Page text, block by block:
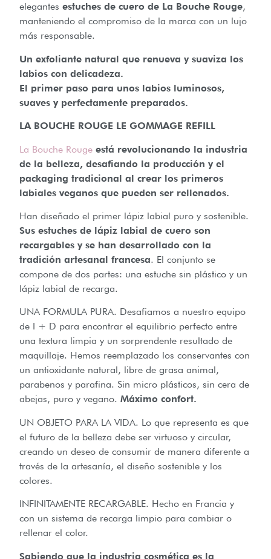
elegantes estuches de cuero de La Bouche Rouge,
manteniendo el compromiso de la marca con un lujo
más responsable.
Un exfoliante natural que renueva y suaviza los
labios con delicadeza.
El primer paso para unos labios luminosos,
suaves y perfectamente preparados.
LA BOUCHE ROUGE LE GOMMAGE REFILL
La Bouche Rouge está revolucionando la industria
de la belleza, desafiando la producción y el
packaging tradicional al crear los primeros
labiales veganos que pueden ser rellenados.
Han diseñado el primer lápiz labial puro y sostenible.
Sus estuches de lápiz labial de cuero son
recargables y se han desarrollado con la
tradición artesanal francesa. El conjunto se
compone de dos partes: una estuche sin plástico y un
lápiz labial de recarga.
UNA FORMULA PURA. Desafiamos a nuestro equipo
de I + D para encontrar el equilibrio perfecto entre
una textura limpia y un sorprendente resultado de
maquillaje. Hemos reemplazado los conservantes con
un antioxidante natural, libre de grasa animal,
parabenos y parafina. Sin micro plásticos, sin cera de
abejas, puro y vegano. Máximo confort.
UN OBJETO PARA LA VIDA. Lo que representa es que
el futuro de la belleza debe ser virtuoso y circular,
creando un deseo de consumir de manera diferente a
través de la artesanía, el diseño sostenible y los
colores.
INFINITAMENTE RECARGABLE. Hecho en Francia y
con un sistema de recarga limpio para cambiar o
rellenar el color.
Sabiendo que la industria cosmética es la